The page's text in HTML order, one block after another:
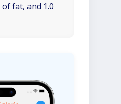
fat, and 1.0